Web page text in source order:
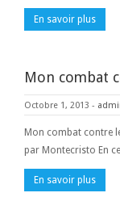
En savoir plus
Mon combat
Octobre 1, 2013 -
Mon combat contre
par Montecristo En
En savoir plus